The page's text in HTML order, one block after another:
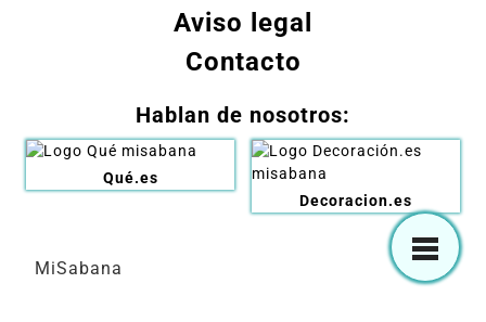
Aviso legal
Contacto
Hablan de nosotros:
Qué.es
Decoracion.es
MiSabana